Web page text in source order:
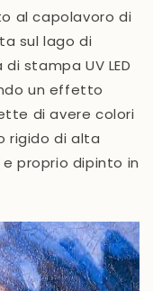
al capolavoro di
sul lago di
stampa UV LED
un effetto
di avere colori
rigido di alta
proprio dipinto in